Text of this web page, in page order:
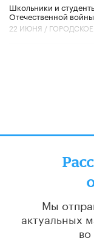
Школьники и
Отечественной войны
22 ИЮНЯ /
Мы
актуальных